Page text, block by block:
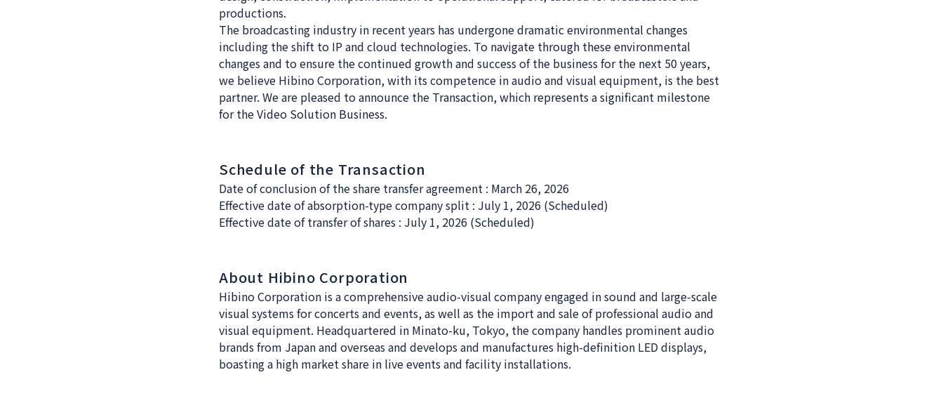
productions.
The broadcasting industry in recent years has undergone dramatic environmental changes
including the shift to IP and cloud technologies. To navigate through these environmental
changes and to ensure the continued growth and success of the business for the next 50 years,
we believe Hibino Corporation, with its competence in audio and visual equipment, is the best
partner. We are pleased to announce the Transaction, which represents a significant milestone
for the Video Solution Business.
Schedule of the Transaction
Date of conclusion of the share transfer agreement : March 26, 2026
Effective date of absorption-type company split : July 1, 2026 (Scheduled)
Effective date of transfer of shares : July 1, 2026 (Scheduled)
About Hibino Corporation
Hibino Corporation is a comprehensive audio-visual company engaged in sound and large-scale
visual systems for concerts and events, as well as the import and sale of professional audio and
visual equipment. Headquartered in Minato-ku, Tokyo, the company handles prominent audio
brands from Japan and overseas and develops and manufactures high-definition LED displays,
boasting a high market share in live events and facility installations.